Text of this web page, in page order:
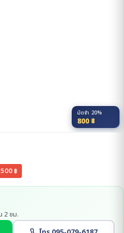
มัดจำ 20%
800 ฿
฿
2 ชม.